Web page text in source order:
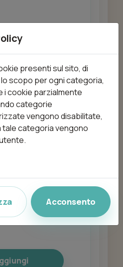
SPOSA
presenti sul sito, di
scopo per ogni categoria,
i cookie parzialmente
categorie
vengono disabilitate,
categoria vengono
Acconsento